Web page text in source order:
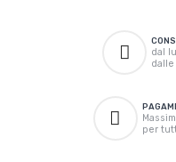
dal
dalle
per